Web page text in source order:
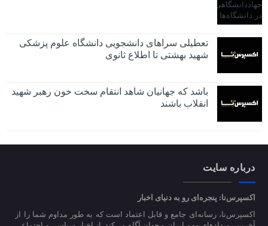
تعطیلی سراهای دانشجویی دانشگاه علوم پزشکی
شهید بهشتی تا اطلاع ثانوی
باشد که جهانیان شاهد انتقام سخت خون رهبر شهید
انقلاب باشند
درباره سایت
اکسپرس‌نا: پنجره‌ای رو به دنیای اخبار
اکسپرس‌نا، رسانه‌ای جامع و قابل اعتماد است که به طور مداوم شما را از